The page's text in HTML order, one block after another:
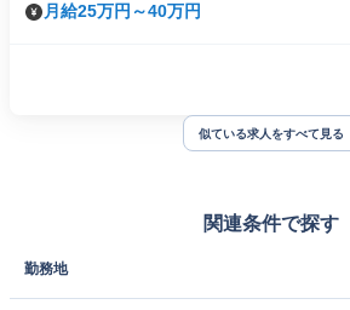
月給25万円～40万円
似ている求人をすべて見る
関連条件で探す
勤務地